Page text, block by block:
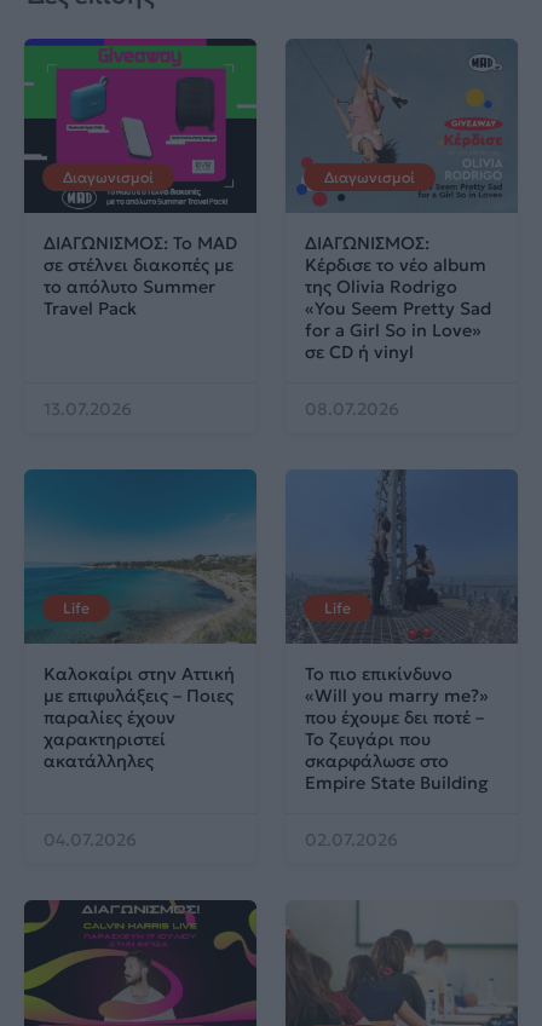
Διαγωνισμοί
ΔΙΑΓΩΝΙΣΜΟΣ: Το MAD
σε στέλνει διακοπές με
το απόλυτο Summer
Travel Pack
13.07.2026
Διαγωνισμοί
ΔΙΑΓΩΝΙΣΜΟΣ:
Κέρδισε το νέο album
της Olivia Rodrigo
«You Seem Pretty Sad
for a Girl So in Love»
σε CD ή vinyl
08.07.2026
Life
Καλοκαίρι στην Αττική
με επιφυλάξεις – Ποιες
παραλίες έχουν
χαρακτηριστεί
ακατάλληλες
04.07.2026
Life
Το πιο επικίνδυνο
«Will you marry me?»
που έχουμε δει ποτέ –
Το ζευγάρι που
σκαρφάλωσε στο
Empire State Building
02.07.2026